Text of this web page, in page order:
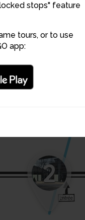
stops" feature
tours, or to use
app:
2